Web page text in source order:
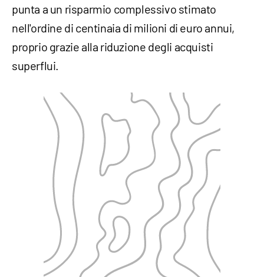
punta a un risparmio complessivo stimato
nell'ordine di centinaia di milioni di euro annui,
proprio grazie alla riduzione degli acquisti
superflui.